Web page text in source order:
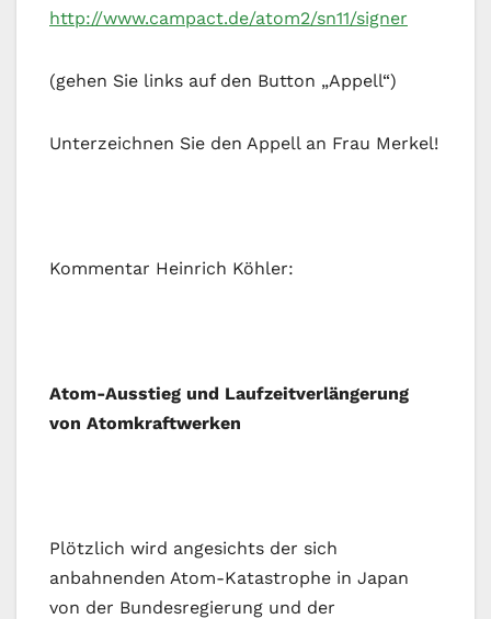
http://www.campact.de/atom2/sn11/signer
(gehen Sie links auf den Button „Appell“)
Unterzeichnen Sie den Appell an Frau Merkel!
Kommentar Heinrich Köhler:
Atom-Ausstieg und Laufzeitverlängerung
von Atomkraftwerken
Plötzlich wird angesichts der sich
anbahnenden Atom-Katastrophe in Japan
von der Bundesregierung und der